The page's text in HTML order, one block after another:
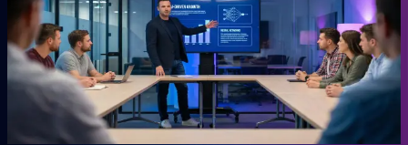
Marketing für den Mittelstand, ohne Agentur.
Für Unternehmer, die keine Zeit für Marketing haben und trotzdem
Ergebnisse wollen. Das Studio übernimmt die Arbeit, für die du
sonst eine externe Agentur beauftragen müsstest. Ohne
Agenturpreise, ohne endlose Abstimmungsschleifen.
Mehr erfahren →